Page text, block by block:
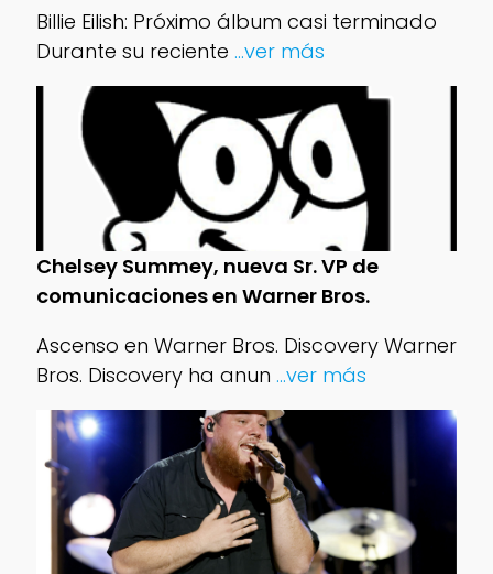
Billie Eilish: Próximo álbum casi terminado
Durante su reciente ...ver más
Chelsey Summey, nueva Sr. VP de
comunicaciones en Warner Bros.
Ascenso en Warner Bros. Discovery Warner
Bros. Discovery ha anun ...ver más